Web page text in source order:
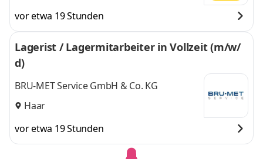
vor etwa 19 Stunden
Lagerist / Lagermitarbeiter in Vollzeit (m/w/
d)
BRU-MET Service GmbH & Co. KG
Haar
vor etwa 19 Stunden